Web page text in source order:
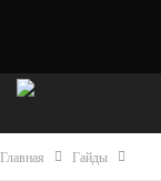
Главная Гайды